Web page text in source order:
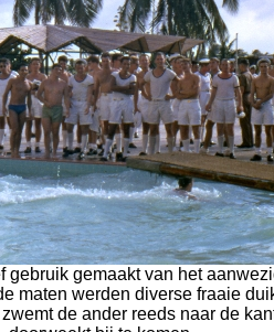
gebruik gemaakt van het
maten werden diverse fraaie
de ander reeds naar de